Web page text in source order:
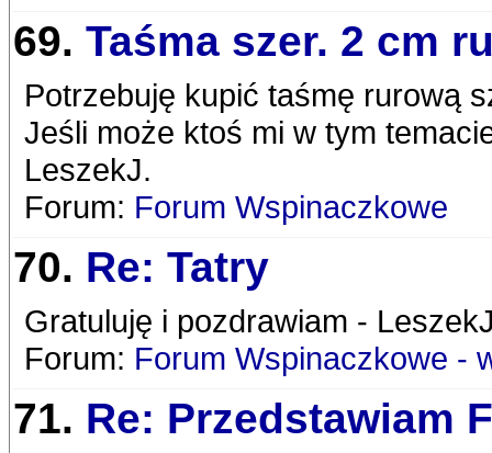
69. Taśma szer. 2 cm
Potrzebuję kupić taśmę rurową
Jeśli może ktoś mi w tym
LeszekJ.
Forum: Forum Wspinaczkowe
70. Re: Tatry
Gratuluję i pozdrawiam -
Forum: Forum Wspinaczkowe -
71. Re: Przedstawiam